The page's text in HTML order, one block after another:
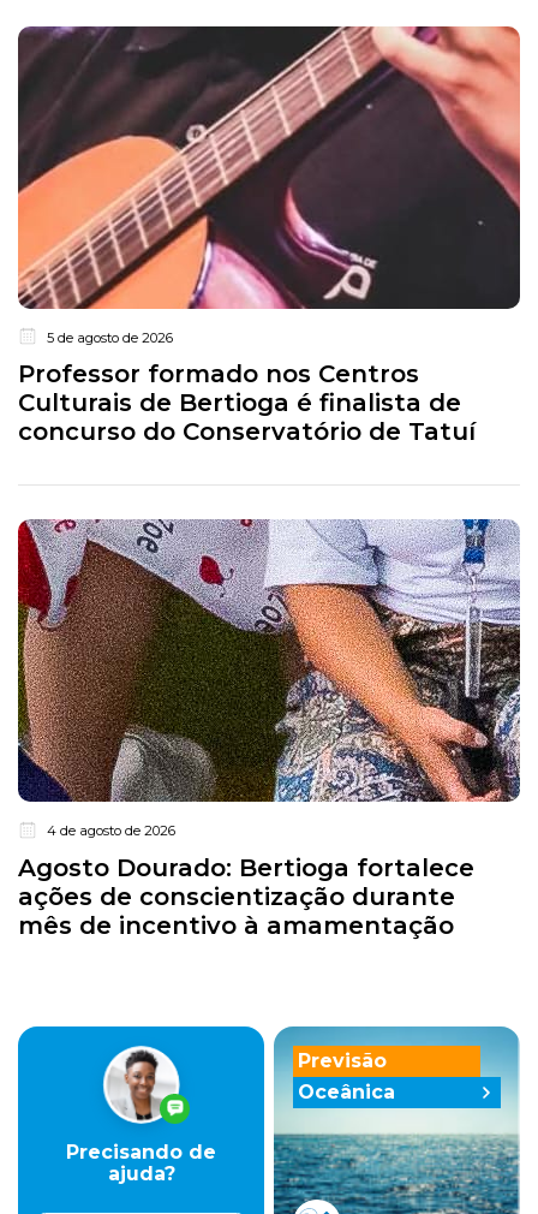
5 de agosto de 2026
Professor formado nos Centros
Culturais de Bertioga é finalista de
concurso do Conservatório de Tatuí
4 de agosto de 2026
Agosto Dourado: Bertioga fortalece
ações de conscientização durante
mês de incentivo à amamentação
Previsão
Oceânica
Precisando de
ajuda?